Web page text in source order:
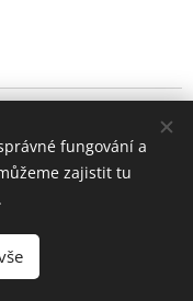
fungování a
zajistit tu